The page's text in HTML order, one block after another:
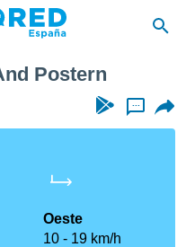
Postern
...
Oeste
10
19 km/h